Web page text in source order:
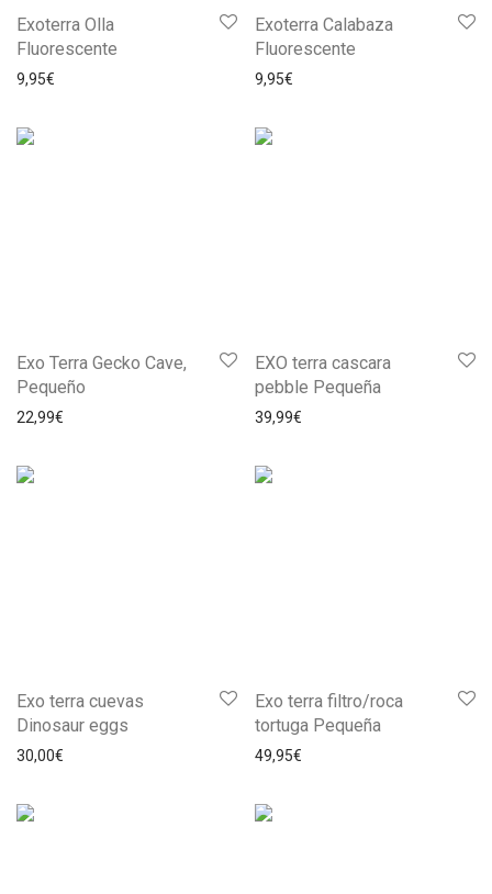
Exoterra Olla
Fluorescente
9,95€
Exoterra Calabaza
Fluorescente
9,95€
Exo Terra Gecko Cave,
Pequeño
22,99€
EXO terra cascara
pebble Pequeña
39,99€
Exo terra cuevas
Dinosaur eggs
30,00€
Exo terra filtro/roca
tortuga Pequeña
49,95€